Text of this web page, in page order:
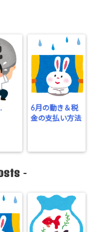
6月の動き＆税
金の支払い方法
-